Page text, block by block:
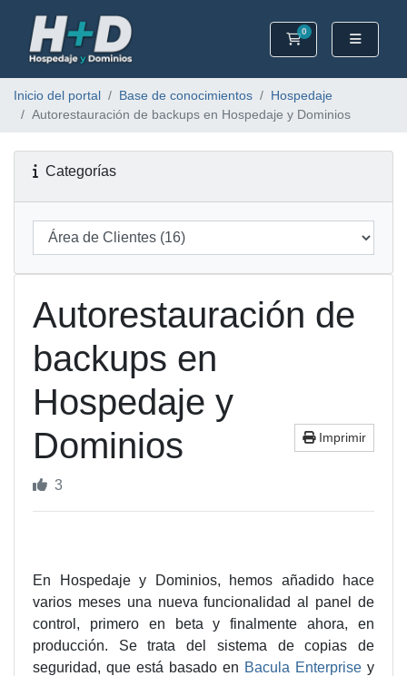
0
Carrito
Inicio del portal Base de conocimientos
Hospedaje
Autorestauración de backups en Hospedaje y Dominios
Categorías
Autorestauración de
backups en
Hospedaje y
Dominios
Imprimir
3
En Hospedaje y Dominios, hemos añadido hace
varios meses una nueva funcionalidad al panel de
control, primero en beta y finalmente ahora, en
producción. Se trata del sistema de copias de
seguridad, que está basado en Bacula Enterprise y